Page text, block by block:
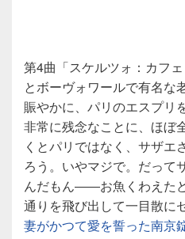
第4曲「スケルツォ：カフ
とボーヴォワールで有名な
賑やかに、パリのエスプリ
非常に残念なことに、ほぼ
くとパリではなく、サザエ
ろう。いやマジで。だって
んだもん――お魚くわえた
通りを飛び出して一目散に
妻がかつて愛を誓った南京